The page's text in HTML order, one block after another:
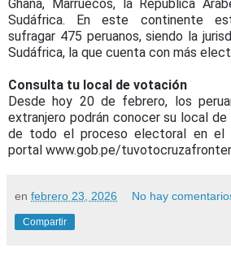
Ghana, Marruecos, la República
Sudáfrica. En este continente
sufragar 475 peruanos, siendo la
Sudáfrica, la que cuenta con más
Consulta tu local de votación
Desde hoy 20 de febrero, los
extranjero podrán conocer su local
de todo el proceso electoral en el
portal www.gob.pe/
en febrero 23, 2026 No hay
Compartir